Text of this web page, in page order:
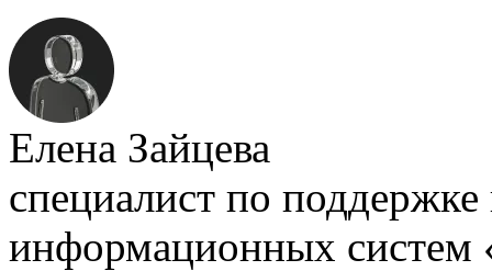
Елена Зайцева
специалист по
информационных систем